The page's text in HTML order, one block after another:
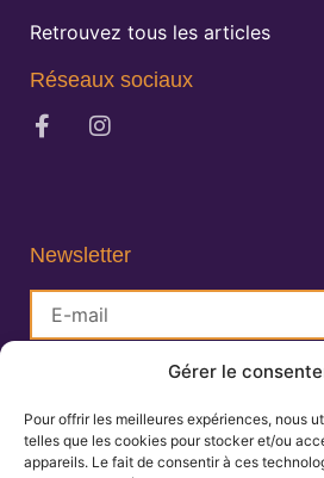
Gérer le
Pour offrir les meilleures expériences, nous
telles que les cookies pour stocker et/ou
appareils. Le fait de consentir à ces
Retrouvez tous les articles
Réseaux sociaux
Newsletter
S'inscrire
Lisa Charlin